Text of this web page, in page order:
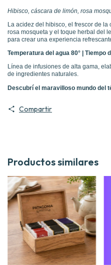
Hibisco, cáscara de limón, rosa
La acidez del hibisco, el frescor de
rosa mosqueta y el toque herbal del
para crear una experiencia
Temperatura del agua 80° | Tiempo
Línea de infusiones de alta gama,
de ingredientes naturales.
Descubrí el maravilloso mundo del
Compartir
Productos similares